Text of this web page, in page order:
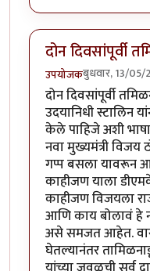
दोन दिवसांपूर्वी
उपयोजकबुधवार, 13/05/
दोन दिवसांपूर्वी
उदयानिधी स्टालिन
केले पाहिजे अशी
नवा मुख्यमंत्री विजय
गप्प बसला यावरून
काहीजण याला
काहीजण विजयला
आणि काय बोलावं हे
असे समजत आहेत.
घेतल्यानंतर